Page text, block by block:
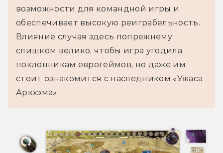
возможности для командной игры и
обеспечивает высокую реиграбельность.
Влияние случая здесь попрежнему
слишком велико, чтобы игра угодила
поклонникам еврогеймов, но даже им
стоит ознакомится с наследником «Ужаса
Аркхэма».